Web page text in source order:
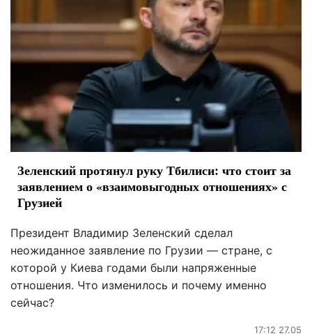
Зеленский протянул руку Тбилиси: что стоит за
заявлением о «взаимовыгодных отношениях» с
Грузией
Президент Владимир Зеленский сделал
неожиданное заявление по Грузии — стране, с
которой у Киева годами были напряженные
отношения. Что изменилось и почему именно
сейчас?
17:12 27.05